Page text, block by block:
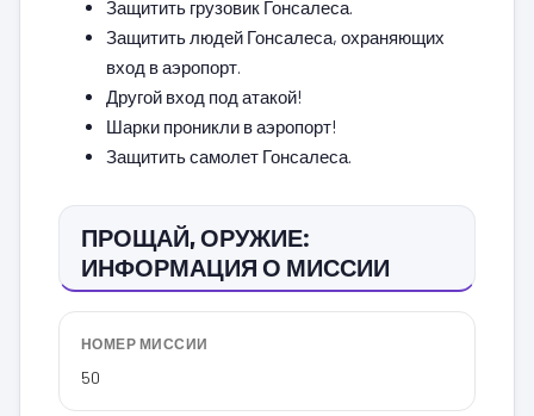
Защитить грузовик Гонсалеса.
Защитить людей Гонсалеса, охраняющих
вход в аэропорт.
Другой вход под атакой!
Шарки проникли в аэропорт!
Защитить самолет Гонсалеса.
ПРОЩАЙ, ОРУЖИЕ:
ИНФОРМАЦИЯ О МИССИИ
НОМЕР МИССИИ
50